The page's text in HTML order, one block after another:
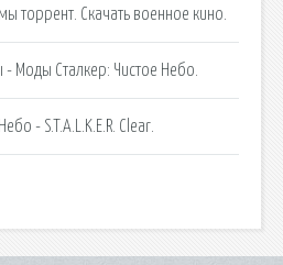
торрент. Скачать военное кино.
Моды Сталкер: Чистое Небо.
- S.T.A.L.K.E.R. Clear.